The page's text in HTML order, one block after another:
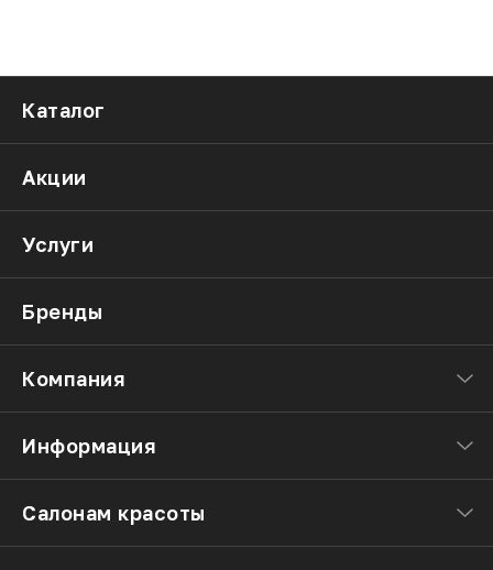
Каталог
Акции
Услуги
Бренды
Компания
Информация
Салонам красоты